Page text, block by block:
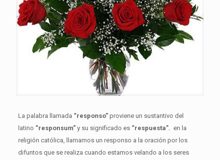
La palabra llamada “responso”proviene un sustantivo del
latino “responsum”y su significado es “respuesta”. en la
religión católica, llamamos un responso a la oración por los
difuntos que se realiza cuando estamos velando a los seres